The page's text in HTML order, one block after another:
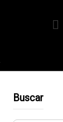
Buscar